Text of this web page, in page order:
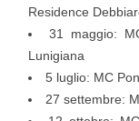
Residence
31 maggio:
Lunigiana
5 luglio: MC
27 settembre: